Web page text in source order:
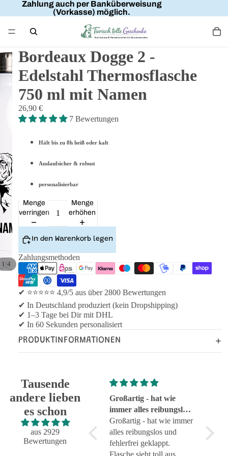
Zahlung auch per Banküberweisung
(Vorkasse) möglich.
1/4
Bordeaux Dogge 2 -
Edelstahl Thermosflasche
750 ml mit Namen
26,90 €
7 Bewertungen
Hält bis zu 8h heiß oder kalt
Auslaufsicher & robust
personalisierbar
Menge
verringern
Menge
erhöhen
In den Warenkorb legen
Zahlungsmethoden
✔ ⭐⭐⭐⭐⭐ 4,9/5 aus über 2800 Bewertungen
✔ In Deutschland produziert (kein Dropshipping)
✔ 1–3 Tage bei Dir mit DHL
✔ In 60 Sekunden personalisiert
PRODUKTINFORMATIONEN
Tausende
andere lieben
es schon
aus 2929
Bewertungen
Super!
Super!
Großartig - hat wie
immer alles reibungslos
und fehlerfrei geklappt
Großartig - hat wie immer
alles reibungslos und
fehlerfrei geklappt.
Flasche sieht toll aus.